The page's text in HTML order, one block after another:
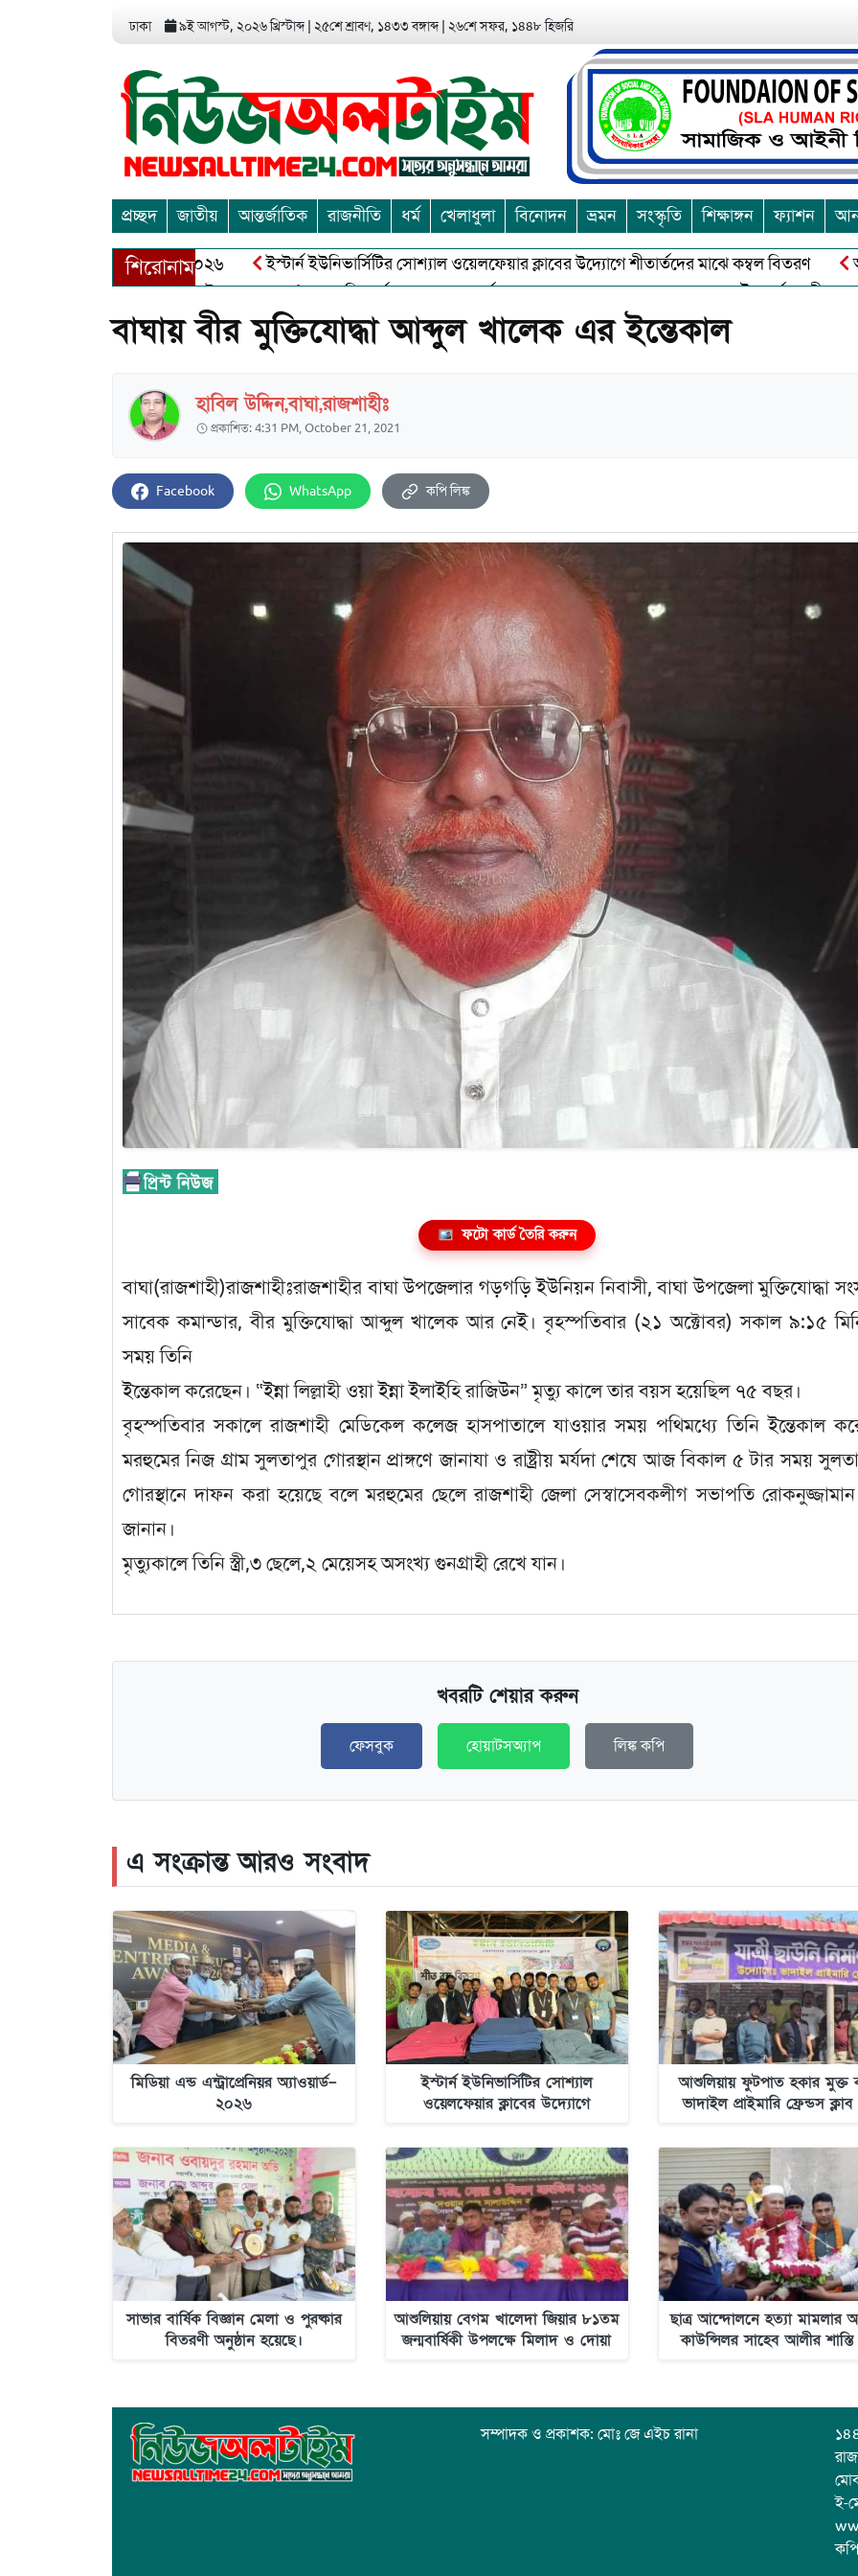
ঢাকা ৯ই আগস্ট, ২০২৬ খ্রিস্টাব্দ ২৫শে শ্রাবণ, ১৪৩৩ বঙ্গাব্দ ২৬শে সফর, ১৪৪৮ হিজরি
প্রচ্ছদ জাতীয় আন্তর্জাতিক রাজনীতি ধর্ম খেলাধুলা বিনোদন ভ্রমন সংস্কৃতি শিক্ষাঙ্গন ফ্যাশন
শিরোনাম ইস্টার্ন ইউনিভার্সিটির সোশ্যাল ওয়েলফেয়ার ক্লাবের উদ্যোগে শীতার্তদের মাঝে কম্বল বিতরণ
আত্মশুদ্ধি অর্জন ও অশুভকে বর্জন করে সত্য,সুন্দরকে বরনে কলাপাড়ায় বৌদ্ধ ধর্মাবলম্বীদের প্রবারনা
বাঘায় বীর মুক্তিযোদ্ধা আব্দুল খালেক এর ইন্তেকাল
হাবিল উদ্দিন,বাঘা,রাজশাহীঃ
প্রকাশিত: 4:31 PM, October 21, 2021
Facebook WhatsApp কপি লিঙ্ক
ফটো কার্ড তৈরি করুন
বাঘা(রাজশাহী)রাজশাহীঃরাজশাহীর বাঘা উপজেলার গড়গড়ি ইউনিয়ন নিবাসী, বাঘা উপজেলা মুক্তিযোদ্ধা
সাবেক কমান্ডার, বীর মুক্তিযোদ্ধা আব্দুল খালেক আর নেই। বৃহস্পতিবার (২১ অক্টোবর) সকাল ৯:১৫
সময় তিনি
ইন্তেকাল করেছেন। “ইন্না লিল্লাহী ওয়া ইন্না ইলাইহি রাজিউন” মৃত্যু কালে তার বয়স হয়েছিল ৭৫ বছর।
বৃহস্পতিবার সকালে রাজশাহী মেডিকেল কলেজ হাসপাতালে যাওয়ার সময় পথিমধ্যে তিনি ইন্তেকাল
মরহুমের নিজ গ্রাম সুলতাপুর গোরস্থান প্রাঙ্গণে জানাযা ও রাষ্ট্রীয় মর্যদা শেষে আজ বিকাল ৫ টার সময়
গোরস্থানে দাফন করা হয়েছে বলে মরহুমের ছেলে রাজশাহী জেলা সেস্বাসেবকলীগ সভাপতি রোকনুজ্জামান
জানান।
মৃত্যুকালে তিনি স্ত্রী,৩ ছেলে,২ মেয়েসহ অসংখ্য গুনগ্রাহী রেখে যান।
খবরটি শেয়ার করুন
ফেসবুক হোয়াটসঅ্যাপ লিঙ্ক কপি
এ সংক্রান্ত আরও সংবাদ
মিডিয়া এন্ড এন্ট্রাপ্রেনিয়র অ্যাওয়ার্ড–
২০২৬
ইস্টার্ন ইউনিভার্সিটির সোশ্যাল
ওয়েলফেয়ার ক্লাবের উদ্যোগে
আশুলিয়ায় ফুটপাত হকার মুক্ত
ভাদাইল প্রাইমারি ফ্রেন্ডস
সাভার বার্ষিক বিজ্ঞান মেলা ও পুরষ্কার
বিতরণী অনুষ্ঠান হয়েছে।
আশুলিয়ায় বেগম খালেদা জিয়ার ৮১তম
জন্মবার্ষিকী উপলক্ষে মিলাদ ও দোয়া
ছাত্র আন্দোলনে হত্যা মামলার
কাউন্সিলর সাহেব আলীর শাস্তি
সম্পাদক ও প্রকাশক: মোঃ জে এইচ রানা
ই-